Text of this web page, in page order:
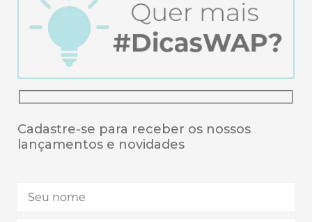
Cadastre-se para receber os nossos
lançamentos e novidades